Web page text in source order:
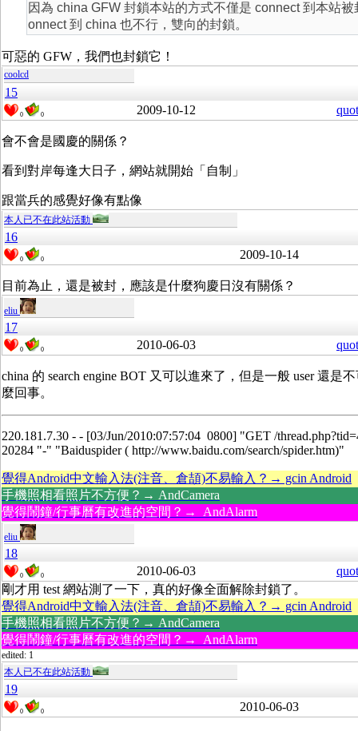
因為 china GFW 封鎖本站的方式不僅是 connect 到本站
onnect 到 china 也不行，雙向的封鎖。
可惡的 GFW，我們也封鎖它！
coolcd
15
0 0 2009-10-12
會不會是國慶的關係？
看到對岸每逢大日子，網站就開始「自制」
跟當兵的感覺好像有點像
本人已不在此站活動
16
0 0 2009-10-14
目前為止，還是被封，應該是什麼狗慶日沒有關係？
eliu
17
0 0 2010-06-03
china 的 search engine BOT 又可以進來了，但是一般 user 還是
麼回事。
220.181.7.30 - - [03/Jun/2010:07:57:04 0800] "GET /
20284 "-" "Baiduspider ( http://www.baidu.com/search/spider.htm)"
覺得Android中文輸入法(注音、倉頡)不易輸入？→ gcin Android
手機照相看照片不方便？→ AndCamera
覺得鬧鐘/行事曆有改進的空間？→ AndAlarm
eliu
18
0 0 2010-06-03
剛才用 test 網站測了一下，真的好像全面解除封鎖了。
覺得Android中文輸入法(注音、倉頡)不易輸入？→ gcin Android
手機照相看照片不方便？→ AndCamera
覺得鬧鐘/行事曆有改進的空間？→ AndAlarm
edited: 1
本人已不在此站活動
19
0 0 2010-06-03